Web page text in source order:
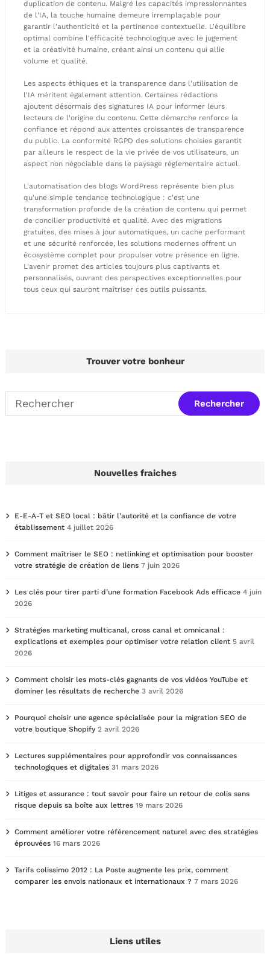
duplication de contenu. Malgré les capacités impressionnantes
de l'IA, la touche humaine demeure irremplaçable pour
garantir l'authenticité et la pertinence contextuelle. L'équilibre
optimal combine l'efficacité technologique avec le jugement
et la créativité humaine, créant ainsi un contenu qui allie
volume et qualité.
Les aspects éthiques et la transparence dans l'utilisation de
l'IA méritent également attention. Certaines rédactions
ajoutent désormais des signatures IA pour informer leurs
lecteurs de l'origine du contenu. Cette démarche renforce la
confiance et répond aux attentes croissantes de transparence
du public. La conformité RGPD des solutions choisies garantit
par ailleurs le respect de la vie privée de vos utilisateurs, un
aspect non négociable dans le paysage réglementaire actuel.
L'automatisation des blogs WordPress représente bien plus
qu'une simple tendance technologique : c'est une
transformation profonde de la création de contenu qui permet
de concilier productivité et qualité. Avec des migrations
gratuites, des mises à jour automatiques, un cache performant
et une sécurité renforcée, les solutions modernes offrent un
écosystème complet pour propulser votre présence en ligne.
L'avenir promet des articles toujours plus captivants et
personnalisés, ouvrant des perspectives exceptionnelles pour
tous ceux qui sauront maîtriser ces outils puissants.
Trouver votre bonheur
Nouvelles fraiches
E-E-A-T et SEO local : bâtir l’autorité et la confiance de votre
établissement 4 juillet 2026
Comment maîtriser le SEO : netlinking et optimisation pour booster
votre stratégie de création de liens 7 juin 2026
Les clés pour tirer parti d’une formation Facebook Ads efficace 4 juin
2026
Stratégies marketing multicanal, cross canal et omnicanal :
explications et exemples pour optimiser votre relation client 5 avril
2026
Comment choisir les mots-clés gagnants de vos vidéos YouTube et
dominer les résultats de recherche 3 avril 2026
Pourquoi choisir une agence spécialisée pour la migration SEO de
votre boutique Shopify 2 avril 2026
Lectures supplémentaires pour approfondir vos connaissances
technologiques et digitales 31 mars 2026
Litiges et assurance : tout savoir pour faire un retour de colis sans
risque depuis sa boîte aux lettres 19 mars 2026
Comment améliorer votre référencement naturel avec des stratégies
éprouvées 16 mars 2026
Tarifs colissimo 2012 : La Poste augmente les prix, comment
comparer les envois nationaux et internationaux ? 7 mars 2026
Liens utiles